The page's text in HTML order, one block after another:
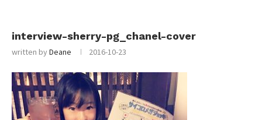
interview-sherry-pg_chanel-cover
written byDeane 2016-10-23